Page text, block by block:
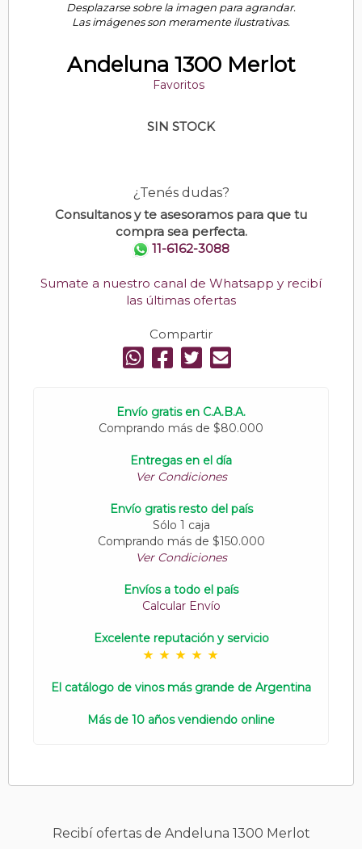
Desplazarse sobre la imagen para agrandar.
Las imágenes son meramente ilustrativas.
Andeluna 1300 Merlot
Favoritos
SIN STOCK
¿Tenés dudas?
Consultanos y te asesoramos para que tu
compra sea perfecta.
11-6162-3088
Sumate a nuestro canal de Whatsapp y recibí
las últimas ofertas
Compartir
Envío gratis en C.A.B.A.
Comprando más de $80.000
Entregas en el día
Ver Condiciones
Envío gratis resto del país
Sólo 1 caja
Comprando más de $150.000
Ver Condiciones
Envíos a todo el país
Calcular Envío
Excelente reputación y servicio
El catálogo de vinos más grande de Argentina
Más de 10 años vendiendo online
Recibí ofertas de Andeluna 1300 Merlot